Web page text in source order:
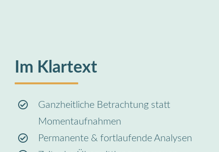
Im Klartext
Ganzheitliche Betrachtung statt
Momentaufnahmen
Permanente & fortlaufende Analysen